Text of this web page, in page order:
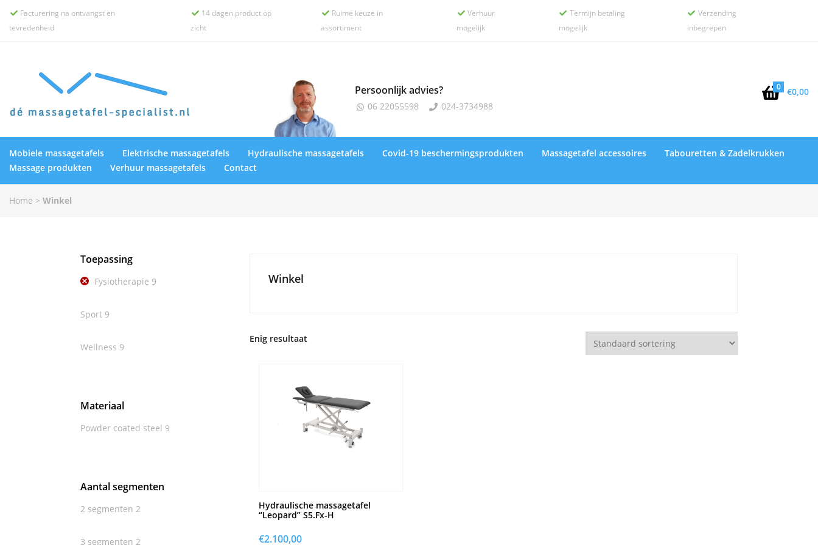
 Facturering na ontvangst en
tevredenheid
 14 dagen product op
zicht
 Ruime keuze in
assortiment
 Verhuur
mogelijk
 Termijn betaling
mogelijk
 Verzending
inbegrepen
Persoonlijk advies?
 06 22055598  024-3734988
0 €0,00
Mobiele massagetafels Elektrische massagetafels Hydraulische massagetafels Covid-19 beschermingsprodukten Massagetafel accessoires
Tabouretten & Zadelkrukken
Massage produkten
Verhuur massagetafels Contact
Home > Winkel
Toepassing
Fysiotherapie 9
Sport 9
Wellness 9
Materiaal
Powder coated steel 9
Aantal segmenten
2 segmenten 2
3 segmenten 2
Winkel
Enig resultaat
Hydraulische massagetafel
“Leopard” S5.Fx-H
€2.100,00